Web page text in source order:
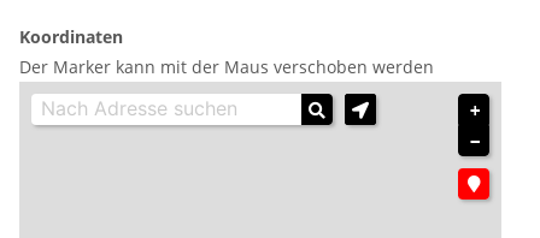
Koordinaten
Der Marker kann mit der Maus verschoben werden
+
−